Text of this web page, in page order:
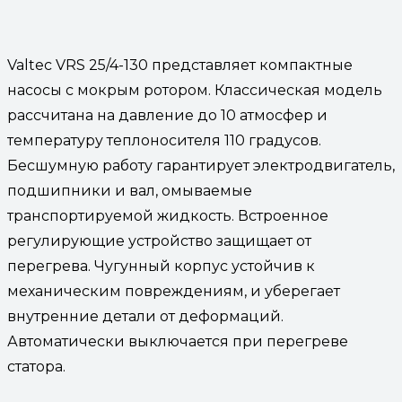
Valtec VRS 25/4-130 представляет компактные
насосы с мокрым ротором. Классическая модель
рассчитана на давление до 10 атмосфер и
температуру теплоносителя 110 градусов.
Бесшумную работу гарантирует электродвигатель,
подшипники и вал, омываемые
транспортируемой жидкость. Встроенное
регулирующие устройство защищает от
перегрева. Чугунный корпус устойчив к
механическим повреждениям, и уберегает
внутренние детали от деформаций.
Автоматически выключается при перегреве
статора.